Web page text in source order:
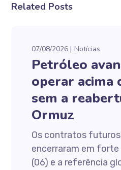
Related Posts
07/08/2026 Notícias
Petróleo
operar acima
sem a
Ormuz
Os contratos
encerraram em
(06) e a referência